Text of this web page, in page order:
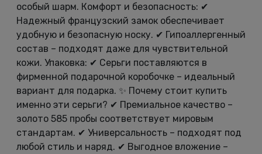
особый шарм. Комфорт и безопасность: ✔
Надежный французский замок обеспечивает
удобную и безопасную носку. ✔ Гипоаллергенный
состав – подходят даже для чувствительной
кожи. Упаковка: ✔ Серьги поставляются в
фирменной подарочной коробочке – идеальный
вариант для подарка. ✨ Почему стоит купить
именно эти серьги? ✔ Премиальное качество –
золото 585 пробы соответствует мировым
стандартам. ✔ Универсальность – подходят под
любой стиль и наряд. ✔ Выгодное вложение –